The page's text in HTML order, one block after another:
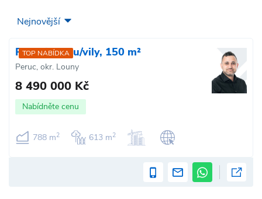
TOP NABÍDKA
Prodej domu/vily, 150 m²
Peruc, okr. Louny
8 490 000 Kč
Nabídněte cenu
788 m2 613 m2